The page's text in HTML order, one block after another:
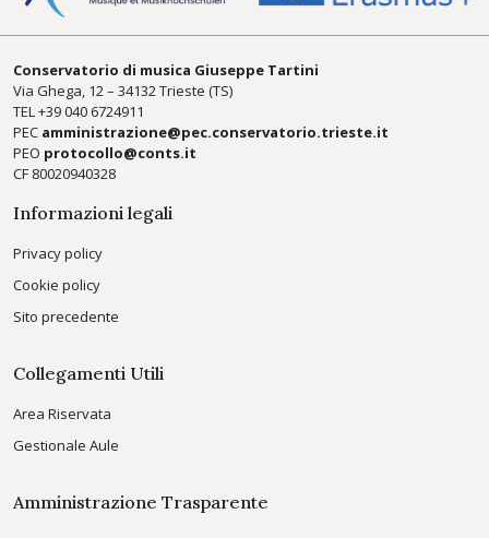
Conservatorio di musica Giuseppe Tartini
Via Ghega, 12 – 34132 Trieste (TS)
TEL +39040 6724911
PEC amministrazione@pec.conservatorio.trieste.it
PEO protocollo@conts.it
CF 80020940328
Informazioni legali
Privacy policy
Cookie policy
Sito precedente
Collegamenti Utili
Area Riservata
Gestionale Aule
Amministrazione Trasparente